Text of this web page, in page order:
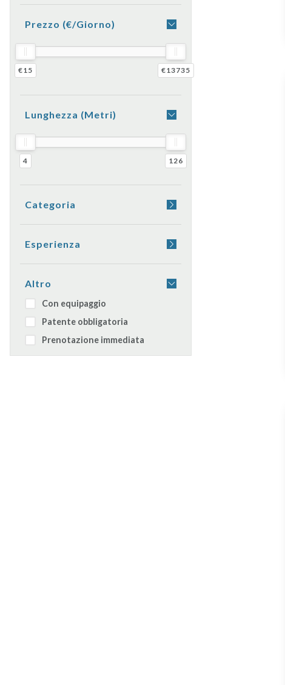
Prezzo (€/giorno)
€15 €13735
Lunghezza (metri)
4 126
Categoria
Gommone
Moto d'acqua
Caicco
Barca giornaliera
Esperienza
Dormire in barca
Transfer
Altro
Con equipaggio
Patente obbligatoria
Prenotazione immediata